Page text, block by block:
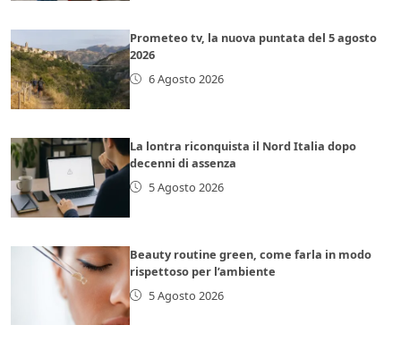
Prometeo tv, la nuova puntata del 5 agosto
2026
6 Agosto 2026
La lontra riconquista il Nord Italia dopo
decenni di assenza
5 Agosto 2026
Beauty routine green, come farla in modo
rispettoso per l’ambiente
5 Agosto 2026